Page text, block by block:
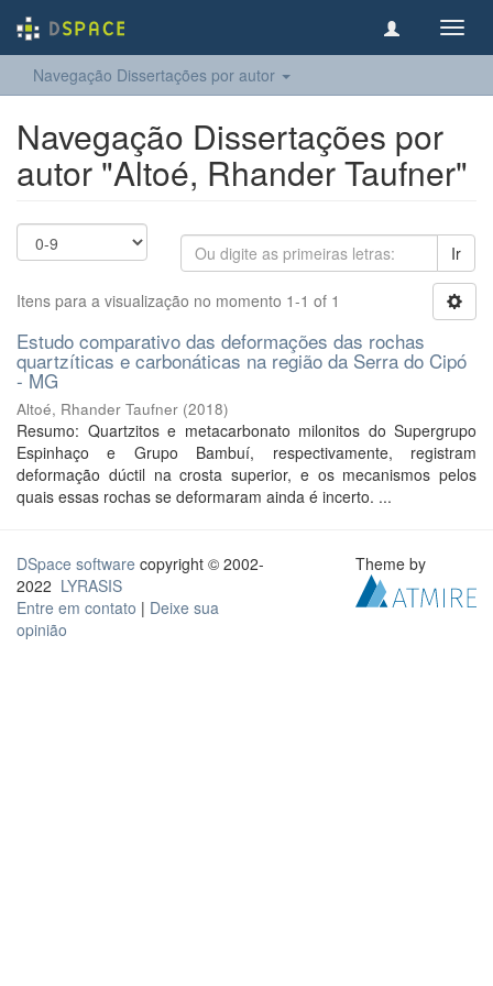
Navegação Dissertações por autor
Navegação Dissertações por
autor "Altoé, Rhander Taufner"
Ir
Itens para a visualização no momento 1-1 of 1
Estudo comparativo das deformações das rochas
quartzíticas e carbonáticas na região da Serra do Cipó
- MG
Altoé, Rhander Taufner (2018)
Resumo: Quartzitos e metacarbonato milonitos do Supergrupo
Espinhaço e Grupo Bambuí, respectivamente, registram
deformação dúctil na crosta superior, e os mecanismos pelos
quais essas rochas se deformaram ainda é incerto. ...
DSpace software copyright © 2002-
2022 LYRASIS
Entre em contato | Deixe sua
opinião
Theme by